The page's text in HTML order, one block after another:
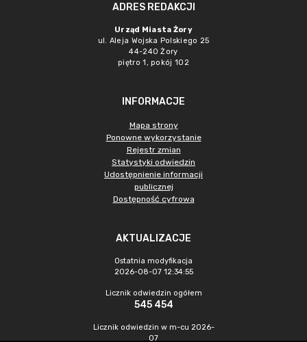
ADRES REDAKCJI
Urząd Miasta Żory
ul. Aleja Wojska Polskiego 25
44-240 Żory
piętro 1, pokój 102
INFORMACJE
Mapa strony
Ponowne wykorzystanie
Rejestr zmian
Statystyki odwiedzin
Udostępnienie informacji
publicznej
Dostępność cyfrowa
AKTUALIZACJE
Ostatnia modyfikacja
2026-08-07 12:34:55
Licznik odwiedzin ogółem
545 454
Licznik odwiedzin w m-cu 2026-
07